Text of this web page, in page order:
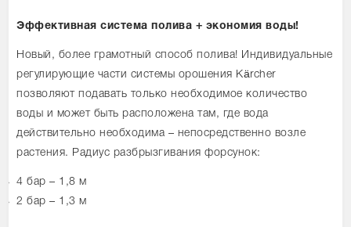
Эффективная система полива + экономия воды!
Новый, более грамотный способ полива! Индивидуальные
регулирующие части системы орошения Kärcher
позволяют подавать только необходимое количество
воды и может быть расположена там, где вода
действительно необходима – непосредственно возле
растения. Радиус разбрызгивания форсунок:
4 бар – 1,8 м
2 бар – 1,3 м